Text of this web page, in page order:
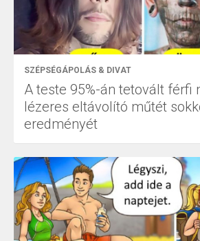
SZÉPSÉGÁPOLÁS & DIVAT
A teste 95%-án tetovált férfi
lézeres eltávolító műtét
eredményét